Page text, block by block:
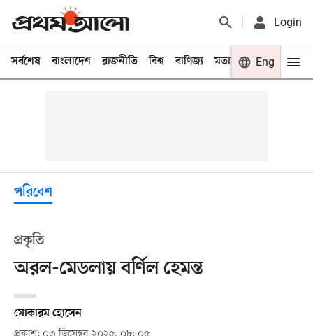
Login
সর্বশেষ বাংলাদেশ রাজনীতি বিশ্ব বাণিজ্য মতামত খেলা
Eng
পরিবেশ
প্রকৃতি
অরল-মেডলায় বর্ণিল হেমন্ত
মোকারম হোসেন